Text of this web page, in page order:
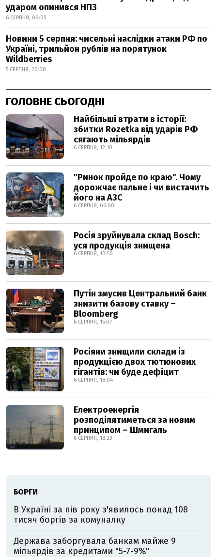
ударом опинився НПЗ
6 СЕРПНЯ, 09:05
Новини 5 серпня: чисельні наслідки атаки РФ по
Україні, трильйон рублів на порятунок
Wildberries
5 СЕРПНЯ, 20:00
ГОЛОВНЕ СЬОГОДНІ
Найбільші втрати в історії:
збитки Rozetka від ударів РФ
сягають мільярдів
6 СЕРПНЯ, 12:10
"Ринок пройде по краю". Чому
дорожчає пальне і чи вистачить
його на АЗС
6 СЕРПНЯ, 06:00
Росія зруйнувала склад Bosch:
уся продукція знищена
6 СЕРПНЯ, 10:50
Путін змусив Центральний банк
знизити базову ставку –
Bloomberg
6 СЕРПНЯ, 15:07
Росіяни знищили склади із
продукцією двох тютюнових
гігантів: чи буде дефіцит
6 СЕРПНЯ, 18:04
Електроенергія
розподілятиметься за новим
принципом – Шмигаль
6 СЕРПНЯ, 18:23
БОРГИ
В Україні за пів року з'явилось понад 108
тисяч боргів за комуналку
Держава заборгувала банкам майже 9
мільярдів за кредитами "5-7-9%"